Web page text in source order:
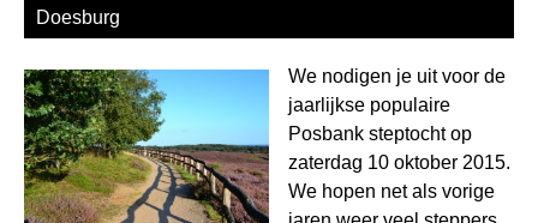
Doesburg
We nodigen je uit voor de
jaarlijkse populaire
Posbank steptocht op
zaterdag 10 oktober 2015.
We hopen net als vorige